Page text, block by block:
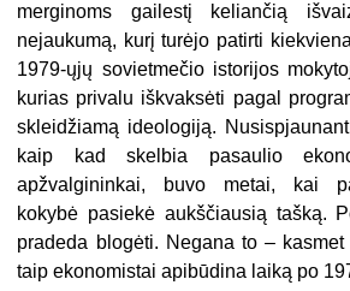
merginoms gailestį keliančią
nejaukumą, kurį turėjo patirti
1979-ųjų sovietmečio istorijos
kurias privalu iškvaksėti pagal
skleidžiamą ideologiją.
kaip kad skelbia pasaulio
apžvalgininkai, buvo metai, kai
kokybė pasiekė aukščiausią tašką.
pradeda blogėti. Negana to –
taip ekonomistai apibūdina laiką po